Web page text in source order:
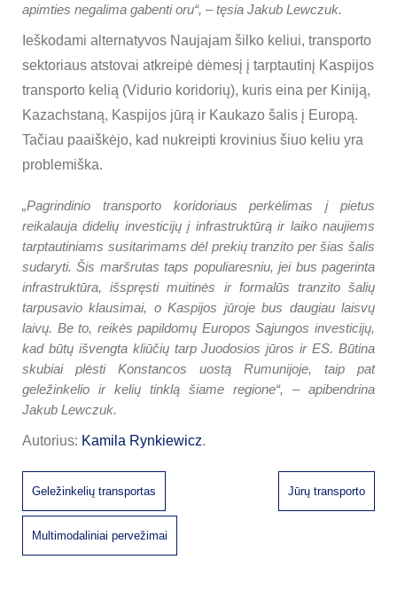
apimties negalima gabenti oru“, – tęsia Jakub Lewczuk.
Ieškodami alternatyvos Naujajam šilko keliui, transporto
sektoriaus atstovai atkreipė dėmesį į tarptautinį Kaspijos
transporto kelią (Vidurio koridorių), kuris eina per Kiniją,
Kazachstaną, Kaspijos jūrą ir Kaukazo šalis į Europą.
Tačiau paaiškėjo, kad nukreipti krovinius šiuo keliu yra
problemiška.
„Pagrindinio transporto koridoriaus perkėlimas į pietus
reikalauja didelių investicijų į infrastruktūrą ir laiko naujiems
tarptautiniams susitarimams dėl prekių tranzito per šias šalis
sudaryti. Šis maršrutas taps populiaresniu, jei bus pagerinta
infrastruktūra, išspręsti muitinės ir formalūs tranzito šalių
tarpusavio klausimai, o Kaspijos jūroje bus daugiau laisvų
laivų. Be to, reikės papildomų Europos Sąjungos investicijų,
kad būtų išvengta kliūčių tarp Juodosios jūros ir ES. Būtina
skubiai plėsti Konstancos uostą Rumunijoje, taip pat
geležinkelio ir kelių tinklą šiame regione“, – apibendrina
Jakub Lewczuk.
Autorius: Kamila Rynkiewicz.
Geležinkelių transportas Jūrų transporto
Multimodaliniai pervežimai